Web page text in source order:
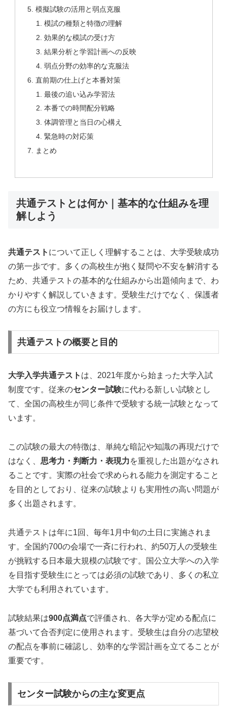
模擬試験の活用と弱点克服
模試の種類と特徴の理解
効果的な模試の受け方
結果分析と学習計画への反映
弱点分野の効率的な克服法
直前期の仕上げと本番対策
最後の追い込み学習法
本番での時間配分戦略
体調管理と当日の心構え
緊急時の対応策
まとめ
共通テストとは何か｜基本的な仕組みを理
解しよう
共通テスト について正しく理解することは、大学受験成功
の第一歩です。多くの高校生が抱く疑問や不安を解消する
ため、共通テストの基本的な仕組みから出題傾向まで、わ
かりやすく解説していきます。受験生だけでなく、保護者
の方にも役立つ情報をお届けします。
共通テストの概要と目的
大学入学共通テスト は、2021年度から始まった大学入試
制度です。従来のセンター試験に代わる新しい試験とし
て、全国の高校生が同じ条件で受験する統一試験となって
います。
この試験の最大の特徴は、単純な暗記や知識の再現だけで
はなく、 思考力・判断力・表現力を重視した出題がなされ
ることです。実際の社会で求められる能力を測定すること
を目的としており、従来の試験よりも実用性の高い問題が
多く出題されます。
共通テストは年に1回、毎年1月中旬の土日に実施されま
す。全国約700の会場で一斉に行われ、約50万人の受験生
が挑戦する日本最大規模の試験です。国公立大学への入学
を目指す受験生にとっては必須の試験であり、多くの私立
大学でも利用されています。
試験結果は900点満点で評価され、各大学が定める配点に
基づいて合否判定に使用されます。受験生は自分の志望校
の配点を事前に確認し、効率的な学習計画を立てることが
重要です。
センター試験からの主な変更点